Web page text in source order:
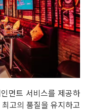
먼트 서비스를 제공하
고의 품질을 유지하고